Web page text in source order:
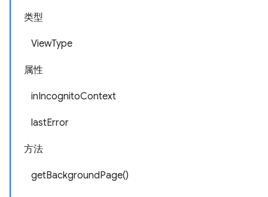
类型
ViewType
属性
inIncognitoContext
lastError
方法
getBackgroundPage()